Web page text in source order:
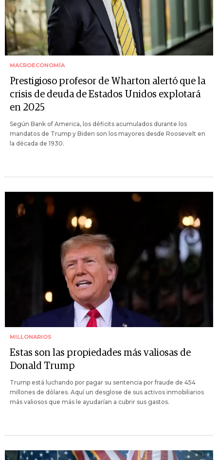
MACROECONOMÍA
Prestigioso profesor de Wharton alertó que la
crisis de deuda de Estados Unidos explotará
en 2025
Según Bank of America, los déficits acumulados durante los
mandatos de Trump y Biden son los mayores desde Roosevelt en
la década de 1930.
MILLONARIOS
Estas son las propiedades más valiosas de
Donald Trump
Trump está luchando por pagar su sentencia por fraude de 454
millones de dólares. Aquí un desglose de sus activos inmobiliarios
más valiosos que más le ayudarían a cubrir sus gastos.